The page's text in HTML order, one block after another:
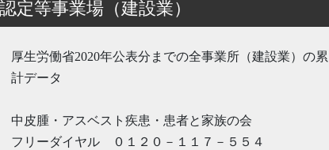
定等事業場（建設業）
厚生労働省2020年公表分までの全事業所（建設業）の累
計データ
中皮腫・アスベスト疾患・患者と家族の会
フリーダイヤル ０１２０－１１７－５５４